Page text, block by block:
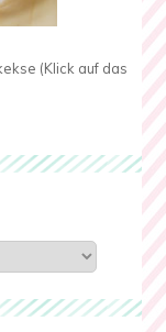
(Klick auf das